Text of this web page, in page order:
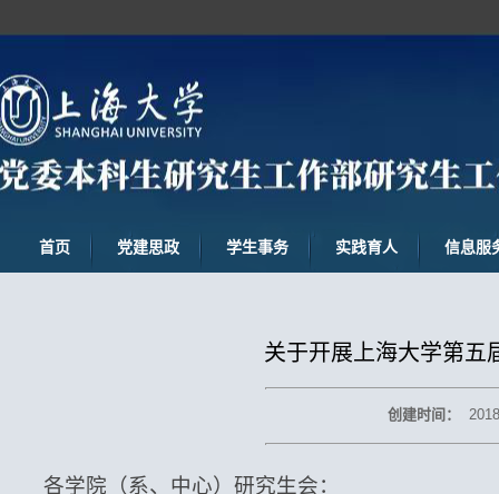
首页 党建思政 学生事务 实践育人 信息服
关于开展上海大学第五
创建时间：
各学院（系、中心）研究生会：